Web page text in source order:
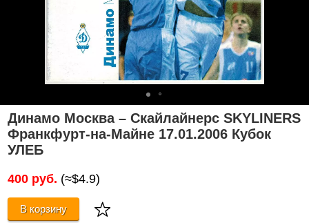
Динамо Москва – Скайлайнерс SKYLINERS
Франкфурт-на-Майне 17.01.2006 Кубок
УЛЕБ
400 руб. (≈$4.9)
В корзину